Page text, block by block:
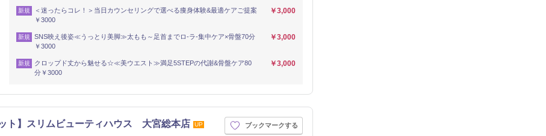
新規
＜迷ったらコレ！＞当日カウンセリングで選べる痩身体験&最適ケアご提案
￥3000
￥3,000
新規
SNS映え後姿≪うっとり美脚≫太もも～足首までロ-ラ-集中ケア×骨盤70分
￥3000
￥3,000
新規
クロップド丈から魅せる☆≪美ウエスト≫満足5STEPの代謝&骨盤ケア80
分￥3000
￥3,000
ト】スリムビューティハウス 大宮総本店 UP ブックマークする